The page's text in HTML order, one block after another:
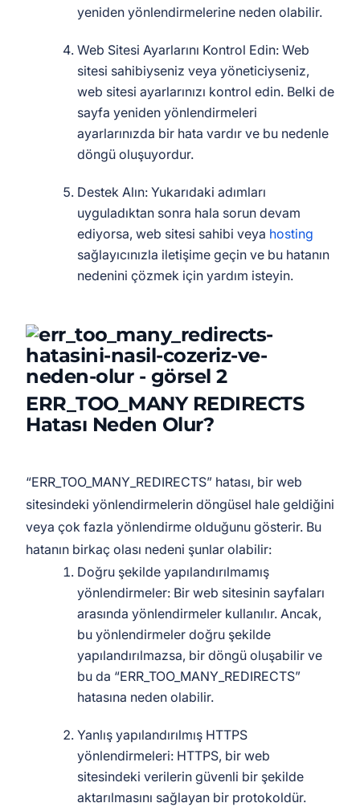
yeniden yönlendirmelerine neden olabilir.
Web Sitesi Ayarlarını Kontrol Edin: Web
sitesi sahibiyseniz veya yöneticiyseniz,
web sitesi ayarlarınızı kontrol edin. Belki de
sayfa yeniden yönlendirmeleri
ayarlarınızda bir hata vardır ve bu nedenle
döngü oluşuyordur.
Destek Alın: Yukarıdaki adımları
uyguladıktan sonra hala sorun devam
ediyorsa, web sitesi sahibi veya hosting
sağlayıcınızla iletişime geçin ve bu hatanın
nedenini çözmek için yardım isteyin.
ERR_TOO_MANY REDIRECTS
Hatası Neden Olur?
“ERR_TOO_MANY_REDIRECTS” hatası, bir web
sitesindeki yönlendirmelerin döngüsel hale geldiğini
veya çok fazla yönlendirme olduğunu gösterir. Bu
hatanın birkaç olası nedeni şunlar olabilir:
Doğru şekilde yapılandırılmamış
yönlendirmeler: Bir web sitesinin sayfaları
arasında yönlendirmeler kullanılır. Ancak,
bu yönlendirmeler doğru şekilde
yapılandırılmazsa, bir döngü oluşabilir ve
bu da “ERR_TOO_MANY_REDIRECTS”
hatasına neden olabilir.
Yanlış yapılandırılmış HTTPS
yönlendirmeleri: HTTPS, bir web
sitesindeki verilerin güvenli bir şekilde
aktarılmasını sağlayan bir protokoldür.